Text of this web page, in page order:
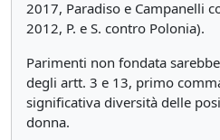
2017, Paradiso e Campanelli
2012, P. e S. contro Polonia).
Parimenti non fondata
degli artt. 3 e 13, primo
significativa diversità delle
donna.